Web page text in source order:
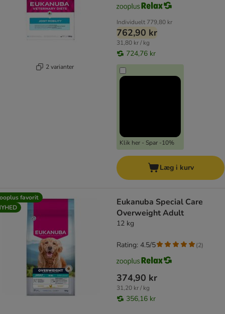
2 varianter
Individuelt 779,80 kr
762,90 kr
31,80 kr / kg
724,76 kr
Klik her - Spar -10%
Læg i kurv
favorit
Eukanuba Special Care
Overweight Adult
12 kg
374,90 kr
31,20 kr / kg
356,16 kr
Rating: 4.5/5 (2)